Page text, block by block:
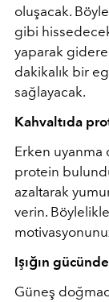
oluşacak.
gibi
yaparak
dakikalık bir
sağlayacak.
Kahvaltıda
Erken uyanma
protein
azaltarak
verin.
Işığın
Güneş